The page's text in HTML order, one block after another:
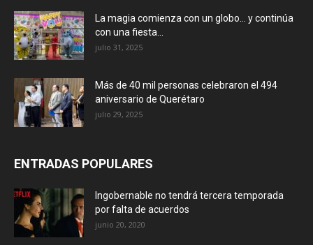
La magia comienza con un globo… y continúa
con una fiesta...
julio 31, 2025
Más de 40 mil personas celebraron el 494
aniversario de Querétaro
julio 29, 2025
ENTRADAS POPULARES
Ingobernable no tendrá tercera temporada
por falta de acuerdos
junio 20, 2020